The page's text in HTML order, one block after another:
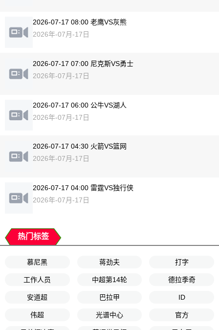
2026-07-17 08:00 老鹰VS灰熊
2026年-07月-17日
2026-07-17 07:00 尼克斯VS勇士
2026年-07月-17日
2026-07-17 06:00 公牛VS湖人
2026年-07月-17日
2026-07-17 04:30 火箭VS篮网
2026年-07月-17日
2026-07-17 04:00 雷霆VS独行侠
2026年-07月-17日
热门标签
慕尼黑 蒋劲夫 打字
工作人员 中超第14轮 德拉季奇
安道超 巴拉甲 ID
伟超 光谱中心 官方